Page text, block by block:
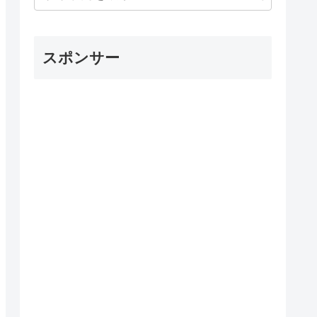
スポンサー